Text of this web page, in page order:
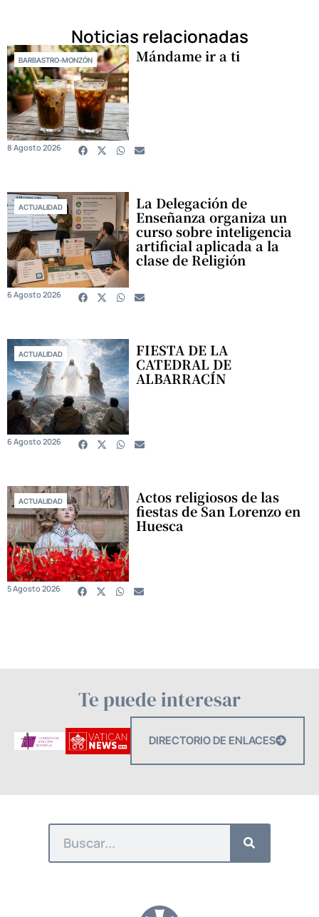
Noticias relacionadas
BARBASTRO-MONZÓN Mándame ir a ti
8 Agosto 2026
ACTUALIDAD La Delegación de
Enseñanza organiza un
curso sobre inteligencia
artificial aplicada a la
clase de Religión
6 Agosto 2026
ACTUALIDAD FIESTA DE LA
CATEDRAL DE
ALBARRACÍN
6 Agosto 2026
ACTUALIDAD Actos religiosos de las
fiestas de San Lorenzo en
Huesca
5 Agosto 2026
Te puede interesar
DIRECTORIO DE ENLACES